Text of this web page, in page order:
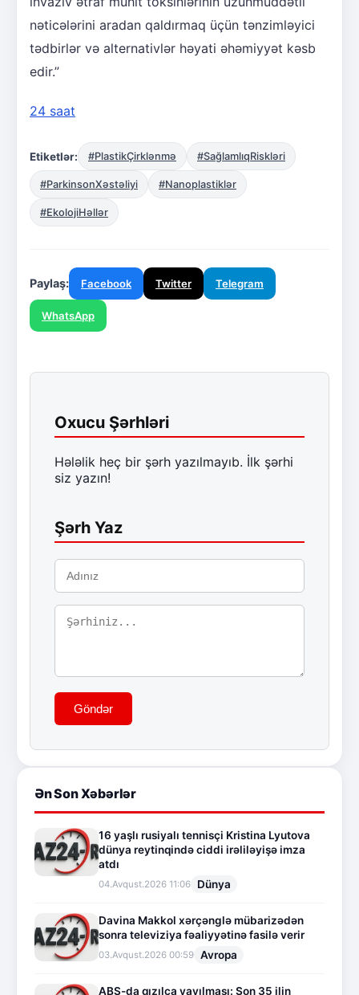
nəticələrini aradan qaldırmaq üçün tənzimləyici
tədbirlər və alternativlər həyati əhəmiyyət kəsb
edir.”
24 saat
Etiketlər: #PlastikÇirklənmə #SağlamlıqRiskləri
#ParkinsonXəstəliyi #Nanoplastiklər
#EkolojiHəllər
Paylaş: Facebook Twitter Telegram
WhatsApp
Oxucu Şərhləri
Hələlik heç bir şərh yazılmayıb. İlk şərhi
siz yazın!
Şərh Yaz
Göndər
Ən Son Xəbərlər
16 yaşlı rusiyalı tennisçi Kristina Lyutova
dünya reytinqində ciddi irəliləyişə imza
atdı
04.Avqust.2026 11:06 Dünya
Davina Makkol xərçənglə mübarizədən
sonra televiziya fəaliyyətinə fasilə verir
03.Avqust.2026 00:59 Avropa
ABŞ-da qızılca yayılması: Son 35 ilin